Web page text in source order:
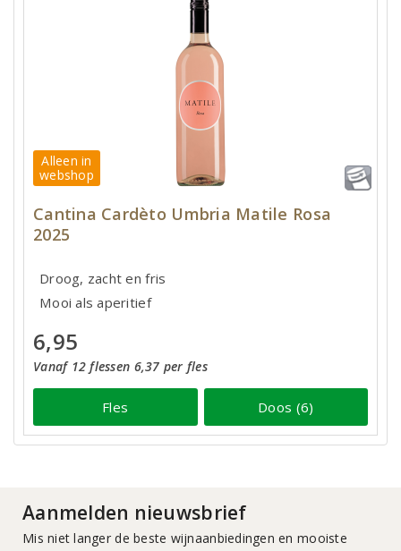
Alleen in
webshop
Cantina Cardèto Umbria Matile Rosa
2025
Droog, zacht en fris
Mooi als aperitief
6,95
Vanaf 12 flessen 6,37 per fles
Fles Doos (6)
Aanmelden nieuwsbrief
Mis niet langer de beste wijnaanbiedingen en mooiste